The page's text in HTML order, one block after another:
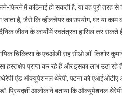
में कठिनाई हो सकती है, या वह पूरी तरह से
जाता है, जैसे कि व्हीलचेयर का उपयोग, घर या
जीवन के कार्यों में स्वतंत्रता हासिल कर सकते
चिकित्सा के एचओडी सह सीओ डॉ. किशोर
हस्तक्षेप प्राप्त कर रहे हैं और इसका लाभ उठा
एंड ऑक्यूपेशनल थेरेपी, पटना को एआईओटीए
प्रियदर्शी आलोक ने बताया कि ऑक्यूपेशनल